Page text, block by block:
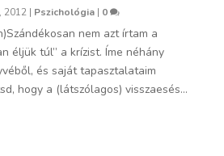
2012 | Pszichológia | 0
nem azt írtam a
éljük túl” a krízist. Íme néhány
és saját tapasztalataim
hogy a (látszólagos) visszaesés...